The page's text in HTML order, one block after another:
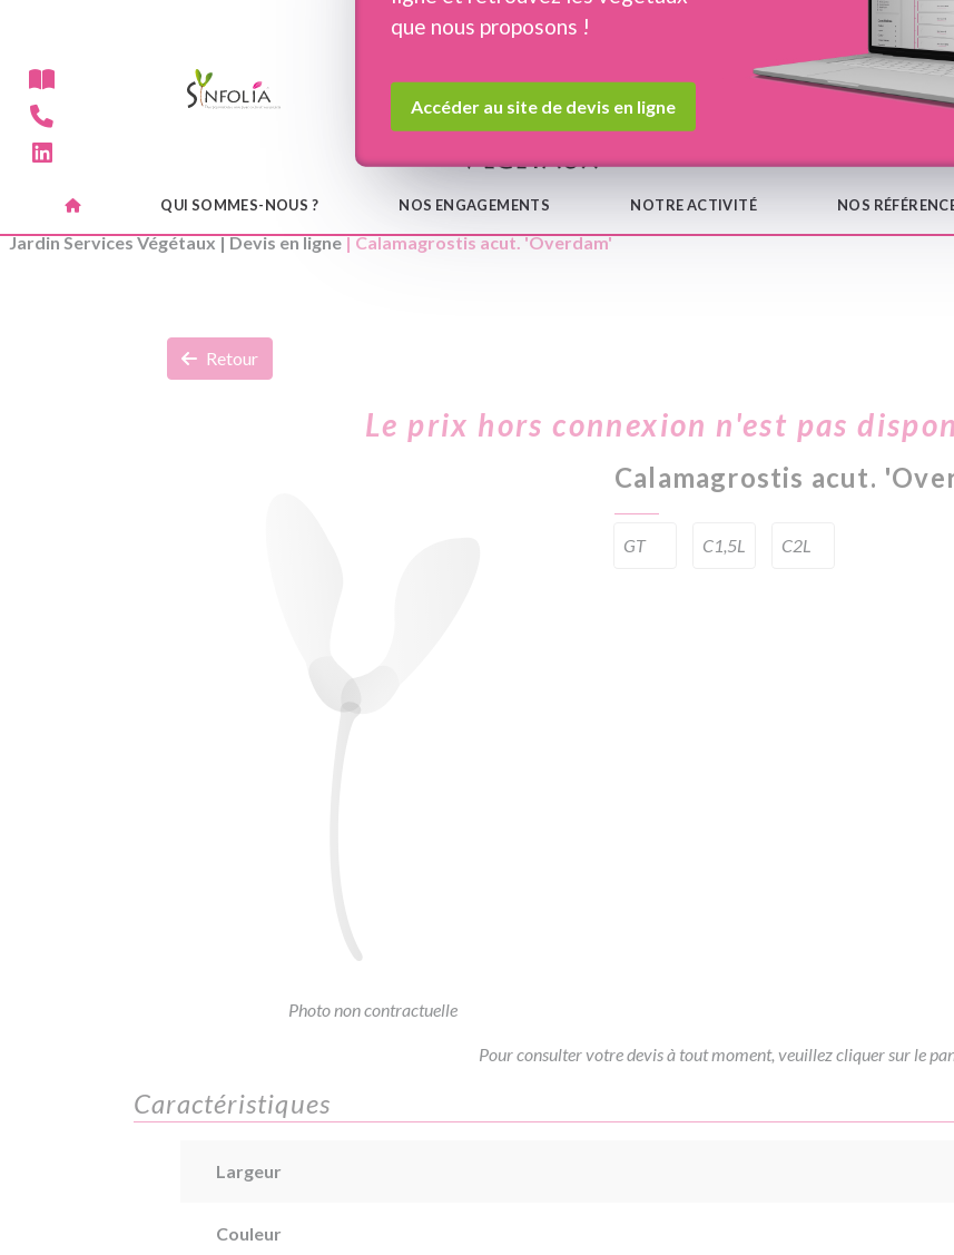
Devis en ligne
QUI SOMMES-NOUS ? NOS ENGAGEMENTS NOTRE ACTIVITÉ NOS
que nous proposons !
Accéder au site de devis en ligne
Jardin Services Végétaux|Devis en ligne| Calamagrostis acut. 'Overdam'
Retour
Le prix hors connexion n'est pas
Photo non contractuelle
Calamagrostis acut.
GT C1,5L C2L
Pour consulter votre devis à tout moment, veuillez cliquer sur le
Caractéristiques
Largeur
Couleur